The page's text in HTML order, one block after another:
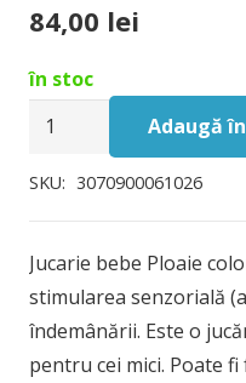
84,00 lei
în stoc
Cantitate
bebe
colorata-
Babyrain
Adaugă
SKU: 3070900061026
Jucarie bebe Ploaie
stimularea senzorială
îndemânării. Este o
pentru cei mici. Poate